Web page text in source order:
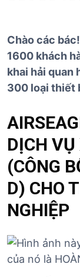
Chào các
1600 khách
khai hải quan
300 loại thiết
DỊCH
(CÔNG
D) CHO
NGHIỆP